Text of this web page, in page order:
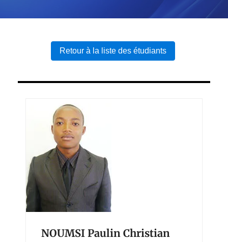
Retour à la liste des étudiants
NOUMSI Paulin Christian